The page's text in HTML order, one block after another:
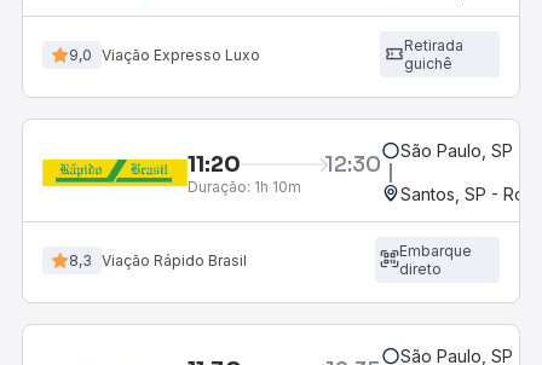
9,0 Viação Expresso Luxo
Retirada
guichê
11:20 12:30
Duração: 1h 10m
São Paulo, SP -
Santos, SP -
8,3 Viação Rápido Brasil
Embarque
direto
São Paulo, SP -